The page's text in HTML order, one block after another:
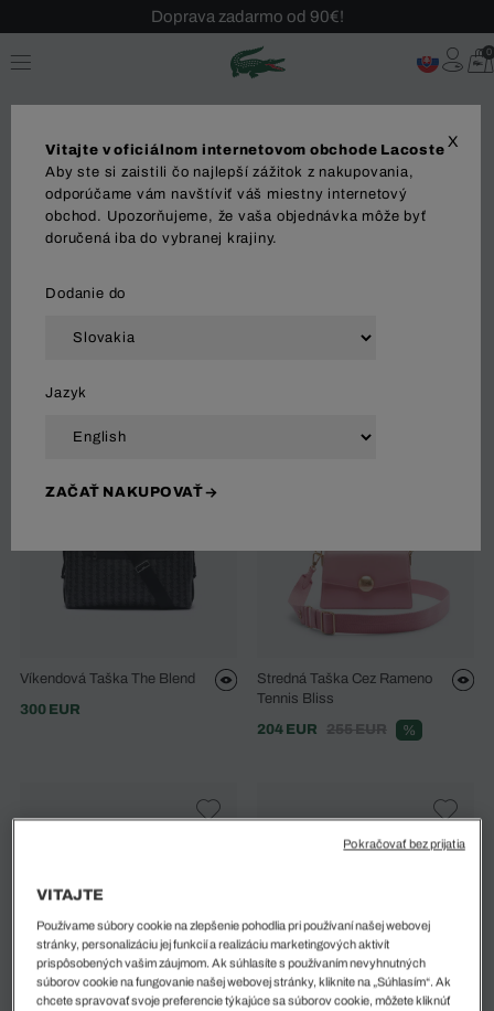
Doprava zadarmo od 90€!
Sezónny výpredaj až -40 %!
Bezplatné vrátenie!
0
MUŽI ŽENY
Víkendová Taška The Blend
300 EUR
Stredná Taška Cez Rameno
Tennis Bliss
204 EUR
255 EUR %
X
Vitajte v oficiálnom internetovom obchode Lacoste
Aby ste si zaistili čo najlepší zážitok z nakupovania,
odporúčame vám navštíviť váš miestny internetový
obchod. Upozorňujeme, že vaša objednávka môže byť
doručená iba do vybranej krajiny.
Dodanie do
Jazyk
ZAČAŤ NAKUPOVAŤ
VITAJTE
Používame súbory cookie na zlepšenie pohodlia pri používaní našej webovej
stránky, personalizáciu jej funkcií a realizáciu marketingových aktivít
prispôsobených vašim záujmom. Ak súhlasíte s používaním nevyhnutných
súborov cookie na fungovanie našej webovej stránky, kliknite na „Súhlasím“. Ak
chcete spravovať svoje preferencie týkajúce sa súborov cookie, môžete kliknúť
Pokračovať bez prijatia